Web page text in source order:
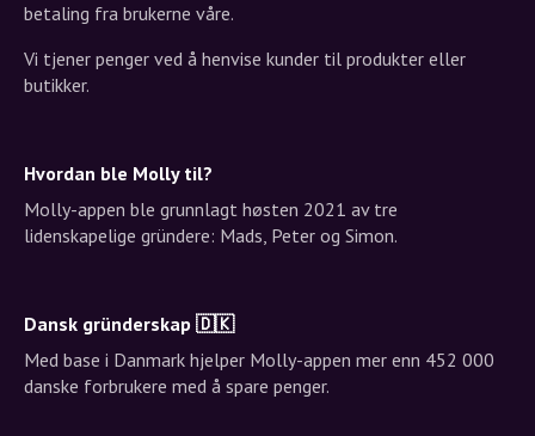
betaling fra brukerne våre.
Vi tjener penger ved å henvise kunder til produkter eller
butikker.
Hvordan ble Molly til?
Molly-appen ble grunnlagt høsten 2021 av tre
lidenskapelige gründere: Mads, Peter og Simon.
Dansk gründerskap 🇩🇰
Med base i Danmark hjelper Molly-appen mer enn 452 000
danske forbrukere med å spare penger.